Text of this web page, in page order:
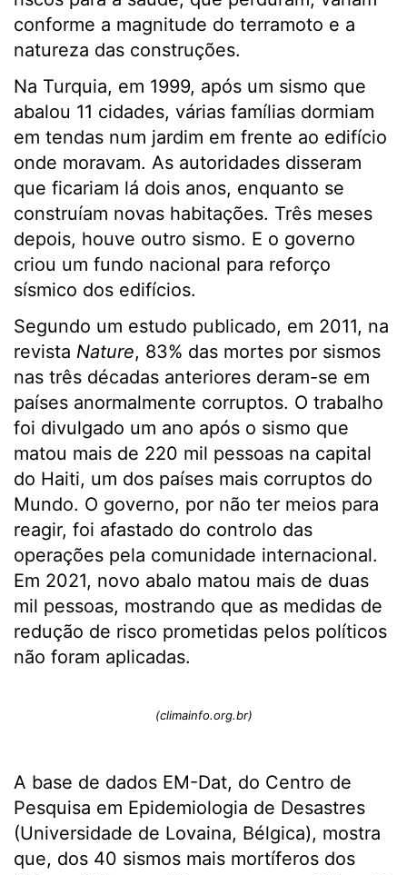
conforme a magnitude do terramoto e a
natureza das construções.
Na Turquia, em 1999, após um sismo que
abalou 11 cidades, várias famílias dormiam
em tendas num jardim em frente ao edifício
onde moravam. As autoridades disseram
que ficariam lá dois anos, enquanto se
construíam novas habitações. Três meses
depois, houve outro sismo. E o governo
criou um fundo nacional para reforço
sísmico dos edifícios.
Segundo um estudo publicado, em 2011, na
revista Nature, 83% das mortes por sismos
nas três décadas anteriores deram-se em
países anormalmente corruptos. O trabalho
foi divulgado um ano após o sismo que
matou mais de 220 mil pessoas na capital
do Haiti, um dos países mais corruptos do
Mundo. O governo, por não ter meios para
reagir, foi afastado do controlo das
operações pela comunidade internacional.
Em 2021, novo abalo matou mais de duas
mil pessoas, mostrando que as medidas de
redução de risco prometidas pelos políticos
não foram aplicadas.
(climainfo.org.br)
A base de dados EM-Dat, do Centro de
Pesquisa em Epidemiologia de Desastres
(Universidade de Lovaina, Bélgica), mostra
que, dos 40 sismos mais mortíferos dos